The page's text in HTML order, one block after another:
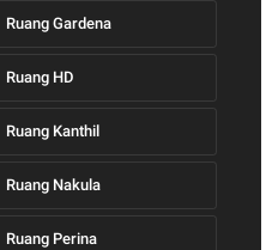
Ruang Gardena
Ruang HD
Ruang Kanthil
Ruang Nakula
Ruang Perina